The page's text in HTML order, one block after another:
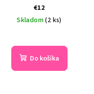
€12
Skladom(2 ks)
Do košíka